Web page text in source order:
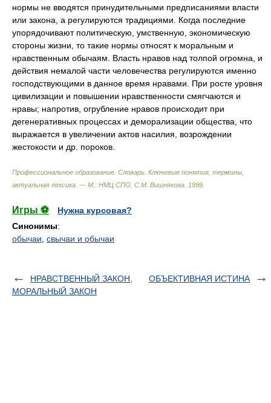
нормы не вводятся принудительными предписаниями власти
или закона, а регулируются традициями. Когда последние
упорядочивают политическую, умственную, экономическую
стороны жизни, то такие нормы относят к моральным и
нравственным обычаям. Власть нравов над толпой огромна, и
действия немалой части человечества регулируются именно
господствующими в данное время нравами. При росте уровня
цивилизации и повышении нравственности смягчаются и
нравы; напротив, огрубление нравов происходит при
дегенеративных процессах и деморализации общества, что
выражается в увеличении актов насилия, возрождении
жестокости и др. пороков.
Профессиональное образование. Словарь. Ключевые понятия, термины,
актуальная лексика. — М.: НМЦ СПО С.М. Вишнякова 1999
Игры ⚽
Нужна курсовая?
Синонимы:
обычаи свычаи и обычаи
НРАВСТВЕННЫЙ ЗАКОН,
МОРАЛЬНЫЙ ЗАКОН
ОБЪЕКТИВНАЯ ИСТИНА